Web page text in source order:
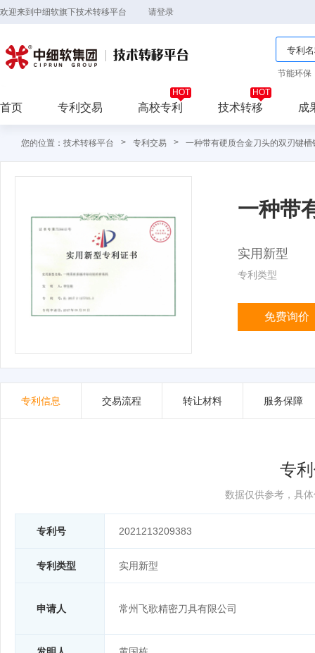
欢迎来到中细软旗下技术转移平台 请登录
节能环保
首页 专利交易 高校专利 技术转移 成
您的位置：技术转移平台 > 专利交易 > 一种带有硬质合金刀头的双刃键槽
一种带
实用新型
专利类型
免费询价
专利信息 交易流程 转让材料 服务保障
专
数据仅供参考，具
专利号 2021213209383
专利类型 实用新型
申请人 常州飞歌精密刀具有限公司